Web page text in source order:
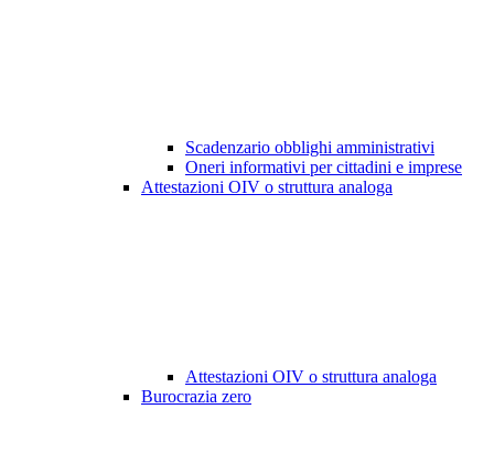
Scadenzario obblighi amministrativi
Oneri informativi per cittadini e imprese
Attestazioni OIV o struttura analoga
Attestazioni OIV o struttura analoga
Burocrazia zero